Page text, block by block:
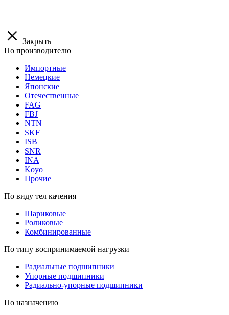
Закрыть
По производителю
Импортные
Немецкие
Японские
Отечественные
FAG
FBJ
NTN
SKF
ISB
SNR
INA
Koyo
Прочие
По виду тел качения
Шариковые
Роликовые
Комбинированные
По типу воспринимаемой нагрузки
Радиальные подшипники
Упорные подшипники
Радиально-упорные подшипники
По назначению